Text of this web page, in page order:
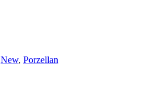
New, Porzellan